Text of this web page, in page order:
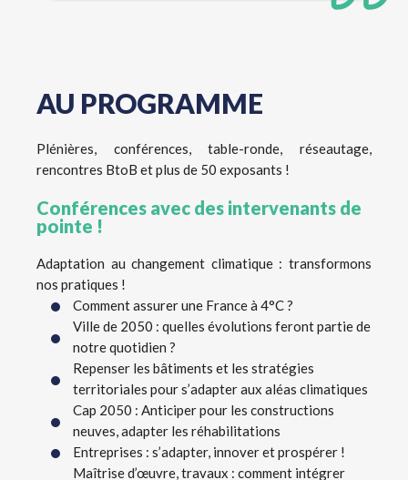
AU PROGRAMME
Plénières, conférences, table-ronde, réseautage,
rencontres BtoB et plus de 50 exposants !
Conférences avec des intervenants de
pointe !
Adaptation au changement climatique : transformons
nos pratiques !
Comment assurer une France à 4°C ?
Ville de 2050 : quelles évolutions feront partie de
notre quotidien ?
Repenser les bâtiments et les stratégies
territoriales pour s’adapter aux aléas climatiques
Cap 2050 : Anticiper pour les constructions
neuves, adapter les réhabilitations
Entreprises : s’adapter, innover et prospérer !
Maîtrise d’œuvre, travaux : comment intégrer